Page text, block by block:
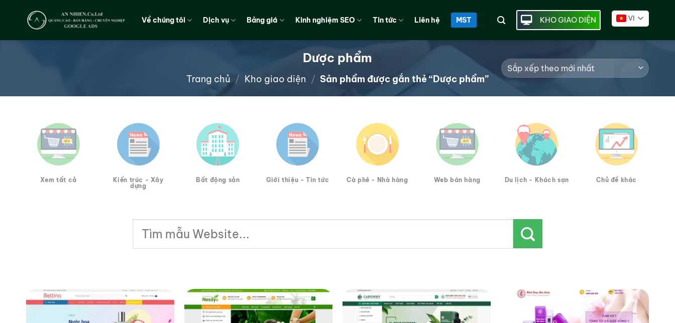
dung
Về chúng tôi Dịch vụ Bảng giá Kinh nghiệm SEO Tin tức Liên hệ MST KHO GIAO DIỆN VI
Dược phẩm
Trang chủ / Kho giao diện / Sản phẩm được gắn thẻ “Dược phẩm”
Xem tất cả
Kiến trúc - Xây
dựng
Bất động sản Giới thiệu - Tin tức Cà phê - Nhà hàng Web bán hàng Du lịch - Khách sạn Chủ đề khác
Tìm